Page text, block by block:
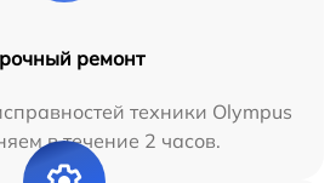
ремонт
техники Olympus
в течение 2 часов.